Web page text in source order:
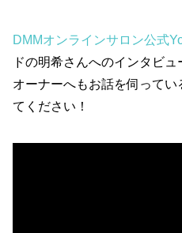
DMMオンラインサロン公式
ドの明希さんへのインタビ
オーナーへもお話を伺って
てください！